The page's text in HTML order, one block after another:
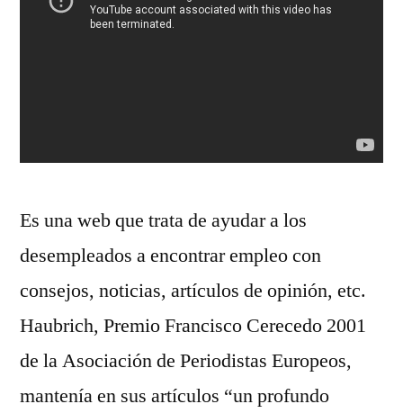
Es una web que trata de ayudar a los
desempleados a encontrar empleo con
consejos, noticias, artículos de opinión, etc.
Haubrich, Premio Francisco Cerecedo 2001
de la Asociación de Periodistas Europeos,
mantenía en sus artículos “un profundo